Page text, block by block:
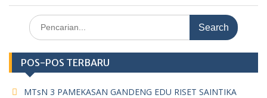
Search
for:
POS-POS TERBARU
MTsN 3 PAMEKASAN GANDENG EDU RISET SAINTIKA